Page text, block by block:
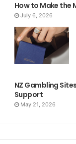
How to Make the
July 6, 2026
NZ Gambling
Support
May 21, 2026